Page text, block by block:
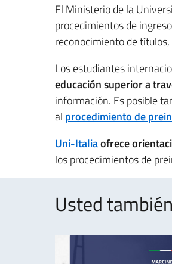
El Ministerio de la
procedimientos de
reconocimiento de
Los estudiantes
educación superior a
información. Es posible
al procedimiento de
Uni-Italiaofrece
los procedimientos de
Usted